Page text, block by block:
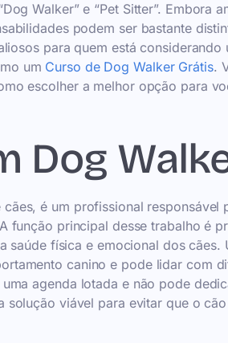
Walker” e “Pet Sitter”.
podem ser bastante
para quem está
um Curso de Dog Walker Grátis.
escolher a melhor opção para
Dog
é um profissional responsável
função principal desse trabalho é
saúde física e emocional dos cães.
canino e pode lidar com
agenda lotada e não pode
solução viável para evitar que o